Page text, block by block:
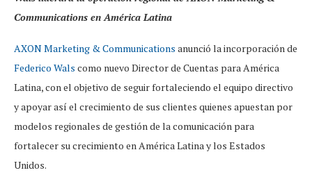
Communications en América Latina
AXON Marketing & Communications anunció la incorporación de
Federico Wals como nuevo Director de Cuentas para América
Latina, con el objetivo de seguir fortaleciendo el equipo directivo
y apoyar así el crecimiento de sus clientes quienes apuestan por
modelos regionales de gestión de la comunicación para
fortalecer su crecimiento en América Latina y los Estados
Unidos.